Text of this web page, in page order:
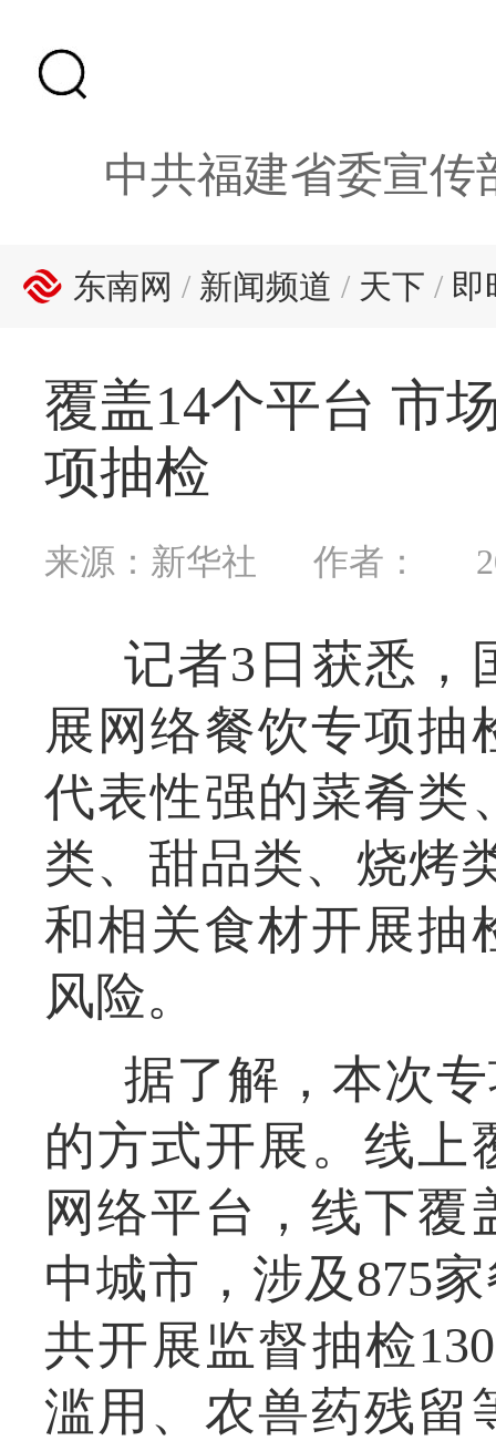
中共福建省委宣传
东南网 / 新闻频道 / 天下 / 即
覆盖14个平台 市
项抽检
来源：新华社 作者：
记者3日获悉，
展网络餐饮专项抽
代表性强的菜肴类
类、甜品类、烧烤
和相关食材开展抽
风险。
据了解，本次
的方式开展。线上
网络平台，线下覆
中城市，涉及875
共开展监督抽检
滥用、农兽药残留